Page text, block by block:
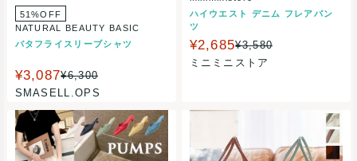
51%OFF
NATURAL BEAUTY BASIC
バタフライスリーブシャツ
¥3,087¥6,300
SMASELL.OPS
ハイウエスト デニム フレアパン
ツ
¥2,685¥3,580
ミニミニストア